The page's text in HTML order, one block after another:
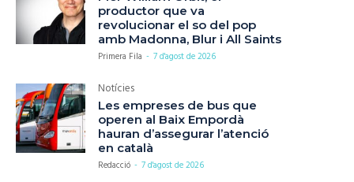
productor que va
revolucionar el so del pop
amb Madonna, Blur i All Saints
Primera Fila - 7 d'agost de 2026
Notícies
Les empreses de bus que
operen al Baix Empordà
hauran d’assegurar l’atenció
en català
Redacció - 7 d'agost de 2026